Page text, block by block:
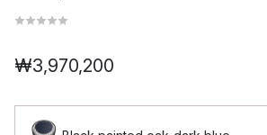
₩3,970,200